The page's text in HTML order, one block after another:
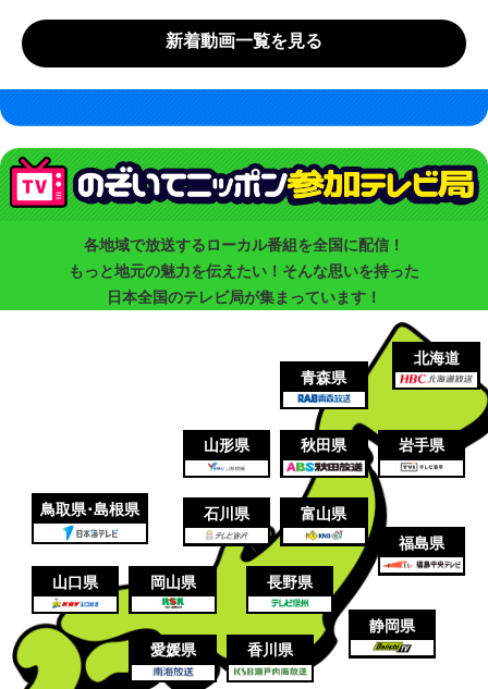
新着動画一覧を見る
各地域で放送するローカル番組を全国に配信！
もっと地元の魅力を伝えたい！そんな思いを持った
日本全国のテレビ局が集まっています！
北海道
青森県
秋田県 岩手県
山形県
福島県
静岡県
富山県
石川県
長野県
岡山県
鳥取県･島根県
山口県
香川県
愛媛県